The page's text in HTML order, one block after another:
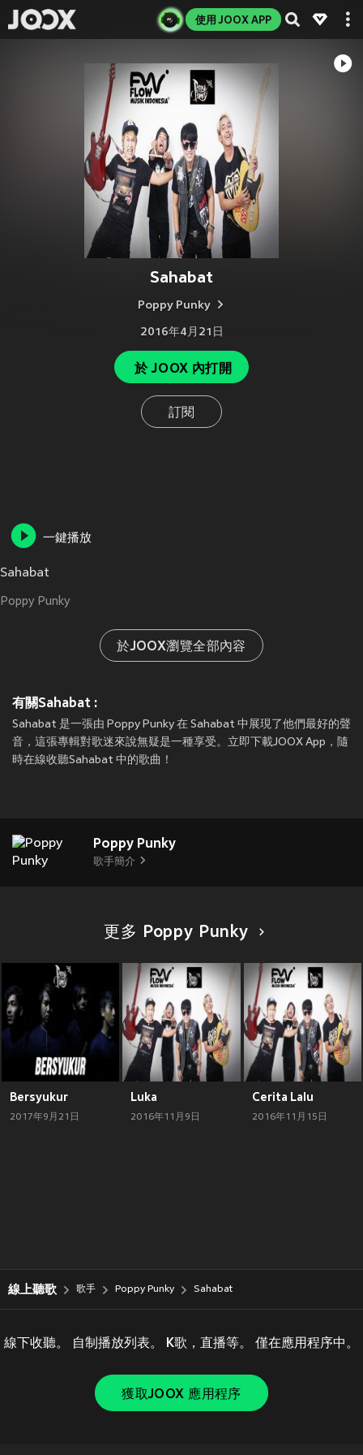
使用 JOOX APP
Sahabat
Poppy Punky
2016年4月21日
於 JOOX 內打開
訂閱
一鍵播放
Sahabat
Poppy Punky
於JOOX瀏覽全部內容
有關Sahabat :
Sahabat 是一張由 Poppy Punky 在 Sahabat 中展現了他們最好的聲
音，這張專輯對歌迷來說無疑是一種享受。立即下載JOOX App，隨
時在線收聽Sahabat 中的歌曲！
Poppy Punky
歌手簡介
更多 Poppy Punky
Bersyukur
2017年9月21日
Luka
2016年11月9日
Cerita Lalu
2016年11月15日
線上聽歌 歌手 Poppy Punky Sahabat
線下收聽。 自制播放列表。 K歌，直播等。 僅在應用程序中。
獲取JOOX 應用程序